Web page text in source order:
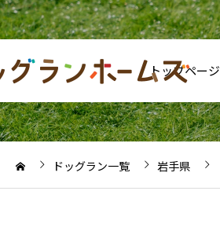
トップページ
ドッグラン一覧 岩手県